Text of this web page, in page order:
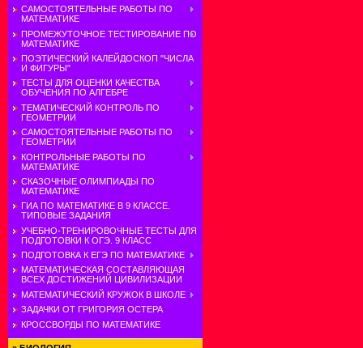
САМОСТОЯТЕЛЬНЫЕ РАБОТЫ ПО
МАТЕМАТИКЕ
ПРОМЕЖУТОЧНОЕ ТЕСТИРОВАНИЕ ПО
МАТЕМАТИКЕ
ПОЭТИЧЕСКИЙ КАЛЕЙДОСКОП "ЧИСЛА
И ФИГУРЫ"
ТЕСТЫ ДЛЯ ОЦЕНКИ КАЧЕСТВА
ОБУЧЕНИЯ ПО АЛГЕБРЕ
ТЕМАТИЧЕСКИЙ КОНТРОЛЬ ПО
ГЕОМЕТРИИ
САМОСТОЯТЕЛЬНЫЕ РАБОТЫ ПО
ГЕОМЕТРИИ
КОНТРОЛЬНЫЕ РАБОТЫ ПО
МАТЕМАТИКЕ
СКАЗОЧНЫЕ ОЛИМПИАДЫ ПО
МАТЕМАТИКЕ
ГИА ПО МАТЕМАТИКЕ В 9 КЛАССЕ.
ТИПОВЫЕ ЗАДАНИЯ
УЧЕБНО-ТРЕНИРОВОЧНЫЕ ТЕСТЫ ДЛЯ
ПОДГОТОВКИ К ОГЭ. 9 КЛАСС
ПОДГОТОВКА К ЕГЭ ПО МАТЕМАТИКЕ
МАТЕМАТИЧЕСКАЯ СОСТАВЛЯЮЩАЯ
ВСЕХ ДОСТИЖЕНИЙ ЦИВИЛИЗАЦИИ
МАТЕМАТИЧЕСКИЙ КРУЖОК В ШКОЛЕ
ЗАДАЧКИ ОТ ГРИГОРИЯ ОСТЕРА
КРОССВОРДЫ ПО МАТЕМАТИКЕ